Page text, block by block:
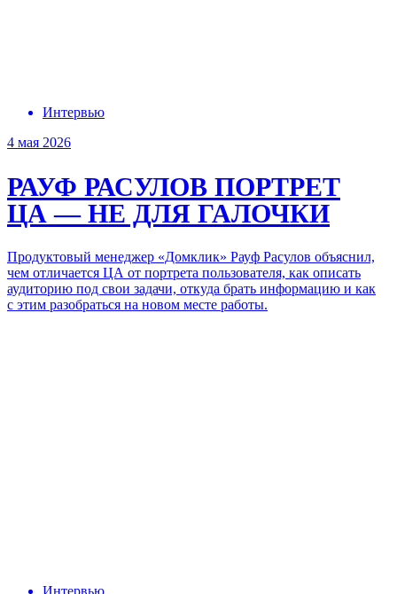
Интервью
4 мая 2026
РАУФ РАСУЛОВ ПОРТРЕТ
ЦА — НЕ ДЛЯ ГАЛОЧКИ
Продуктовый менеджер «Домклик» Рауф Расулов объяснил,
чем отличается ЦА от портрета пользователя, как описать
аудиторию под свои задачи, откуда брать информацию и как
с этим разобраться на новом месте работы.
Интервью